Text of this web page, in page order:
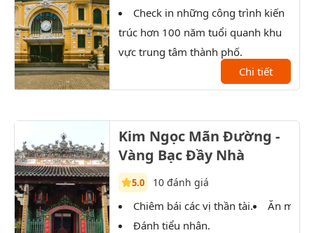
Check in những công trình kiến
trúc hơn 100 năm tuổi quanh khu
vực trung tâm thành phố.
Chi tiết
Kim Ngọc Mãn Đường -
Vàng Bạc Đầy Nhà
5.0 10 đánh giá
Chiêm bái các vị thần tài.
Đánh tiểu nhân.
Ăn món